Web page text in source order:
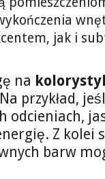
jak i
na
przykład,
odcieniach,
Z kolei
barw